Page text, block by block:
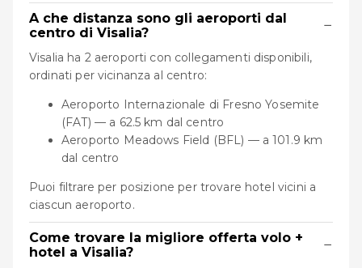
A che distanza sono gli aeroporti dal
centro di Visalia?
−
Visalia ha 2 aeroporti con collegamenti disponibili,
ordinati per vicinanza al centro:
Aeroporto Internazionale di Fresno Yosemite
(FAT) — a 62.5 km dal centro
Aeroporto Meadows Field (BFL) — a 101.9 km
dal centro
Puoi filtrare per posizione per trovare hotel vicini a
ciascun aeroporto.
Come trovare la migliore offerta volo +
hotel a Visalia?
−